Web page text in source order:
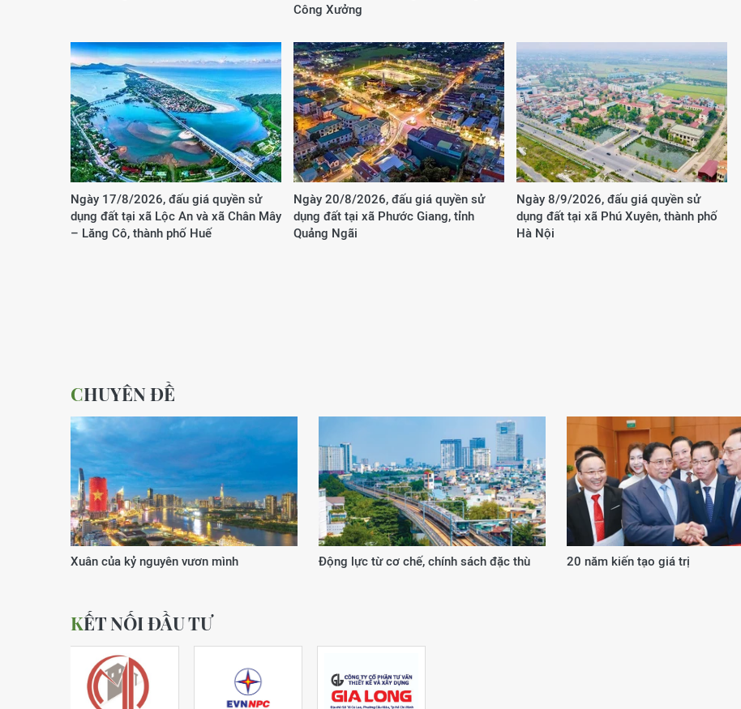
Công Xưởng
Ngày 17/8/2026, đấu giá quyền sử
dụng đất tại xã Lộc An và xã Chân Mây
– Lăng Cô, thành phố Huế
Ngày 20/8/2026, đấu giá quyền sử
dụng đất tại xã Phước Giang, tỉnh
Quảng Ngãi
Ngày 8/9/2026, đấu giá quyền sử
dụng đất tại xã Phú Xuyên, thành phố
Hà Nội
CHUYÊN ĐỀ
Xuân của kỷ nguyên vươn mình Động lực từ cơ chế, chính sách đặc thù 20 năm kiến tạo giá trị
KẾT NỐI ĐẦU TƯ